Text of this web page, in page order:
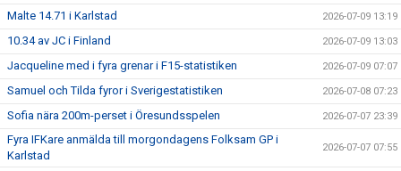
Malte 14.71 i Karlstad 2026-07-09 13:19
10.34 av JC i Finland 2026-07-09 13:03
Jacqueline med i fyra grenar i F15-statistiken 2026-07-09 07:07
Samuel och Tilda fyror i Sverigestatistiken 2026-07-08 07:23
Sofia nära 200m-perset i Öresundsspelen 2026-07-07 23:39
Fyra IFKare anmälda till morgondagens Folksam GP i
Karlstad
2026-07-07 07:55